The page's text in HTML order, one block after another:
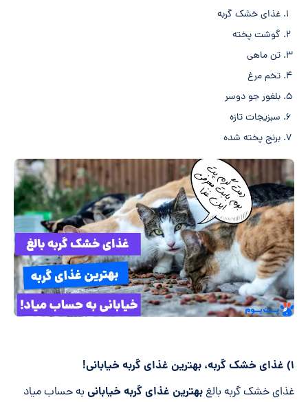
غذای خشک گربه
گوشت پخته
تن ماهی
تخم مرغ
بلغور جو دوسر
سبزیجات تازه
برنج پخته شده
۱) غذای خشک گربه، بهترین غذای گربه خیابانی!
غذای خشک گربه بالغبهترین غذای گربه خیابانی به حساب میاد